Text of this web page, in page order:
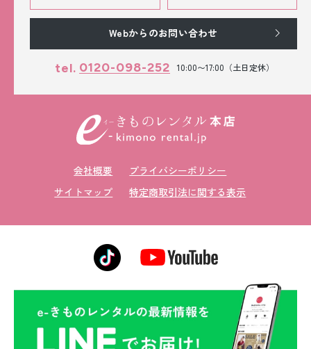
Webからのお問い合わせ
tel. 0120-098-252 10:00〜17:00（土日定休）
会社概要
プライバシーポリシー
サイトマップ
特定商取引法に関する表示